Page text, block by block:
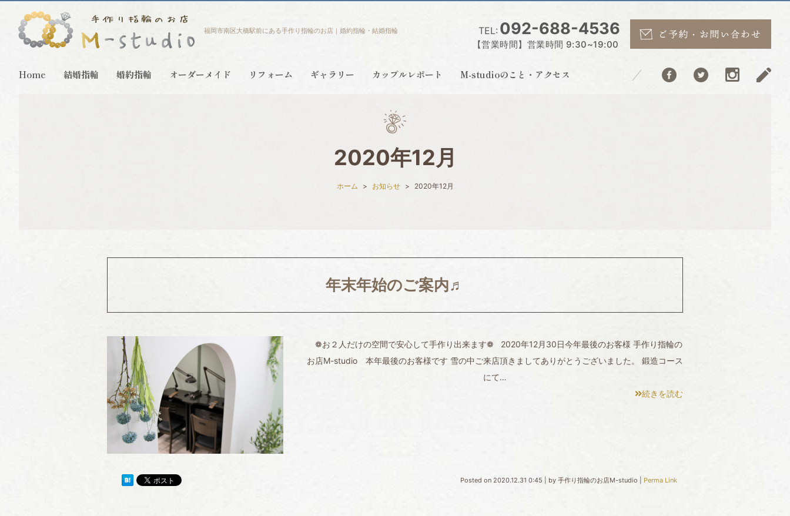
福岡市南区大橋駅前にある手作り指輪のお店｜婚約指輪・結婚指輪 TEL: 092-688-4536
【営業時間】営業時間 9:30~19:00
Home 結婚指輪 婚約指輪 オーダーメイド リフォーム ギャラリー カップルレポート M-studioのこと・アクセス
2020年12月
ホーム お知らせ 2020年12月
年末年始のご案内♬
❁お２人だけの空間で安心して手作り出来ます❁ 2020年12月30日今年最後のお客様 手作り指輪の
お店M-studio 本年最後のお客様です 雪の中ご来店頂きましてありがとうございました。 鍛造コース
にて…
続きを読む
Posted on 2020.12.31 0:45 by 手作り指輪のお店M-studio Perma Link